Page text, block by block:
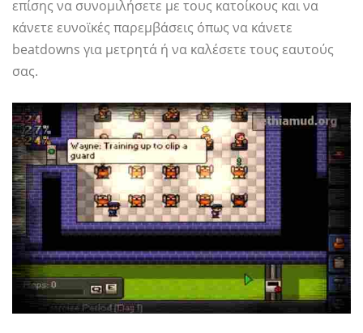
επίσης να συνομιλήσετε με τους κατοίκους και να
κάνετε ευνοϊκές παρεμβάσεις όπως να κάνετε
beatdowns για μετρητά ή να καλέσετε τους εαυτούς
σας.